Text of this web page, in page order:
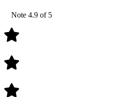
Note 4.9 of 5